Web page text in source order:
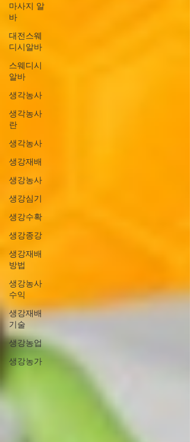
마사지 알
바
대전스웨
디시알바
스웨디시
알바
생각농사
생각농사
란
생각농사
생강재배
생강농사
생강심기
생강수확
생강종강
생강재배
방법
생강농사
수익
생강재배
기술
생강농업
생강농가